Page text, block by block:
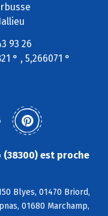
93 26
° , 5,266071 °
est proche
Blyes, 01470 Briord,
01680 Marchamp,